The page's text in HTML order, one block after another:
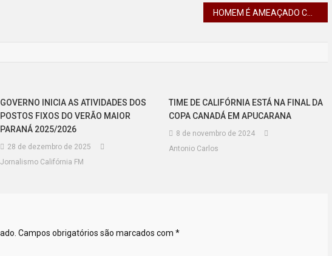
GOVERNO INICIA AS ATIVIDADES DOS
POSTOS FIXOS DO VERÃO MAIOR
PARANÁ 2025/2026
28 de dezembro de 2025
Jornalismo Califórnia FM
TIME DE CALIFÓRNIA ESTÁ NA FINAL DA
COPA CANADÁ EM APUCARANA
8 de novembro de 2024
Antonio Carlos
Campos obrigatórios são marcados com *